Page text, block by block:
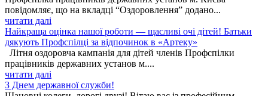
повідомляє, що на вкладці “Оздоровлення” додано...
читати далі
Найкраща оцінка нашої роботи — щасливі очі дітей! Батьки
дякують Профспілці за відпочинок в «Артеку»
Літня оздоровча кампанія для дітей членів Профспілки
працівників державних установ м....
читати далі
З Днем державної служби!